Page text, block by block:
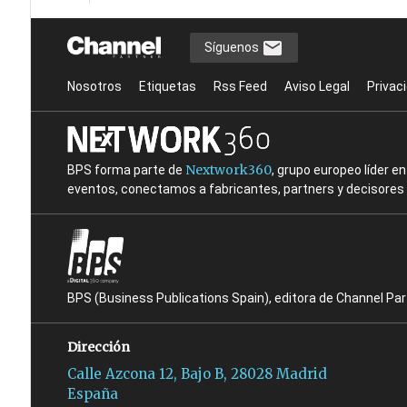
Síguenos
Nosotros Etiquetas Rss Feed Aviso Legal
BPS forma parte de Nextwork360, grupo europeo líder
eventos, conectamos a fabricantes, partners y
BPS (Business Publications Spain), editora de Channel
Dirección
Calle Azcona 12, Bajo B, 28028 Madrid
España